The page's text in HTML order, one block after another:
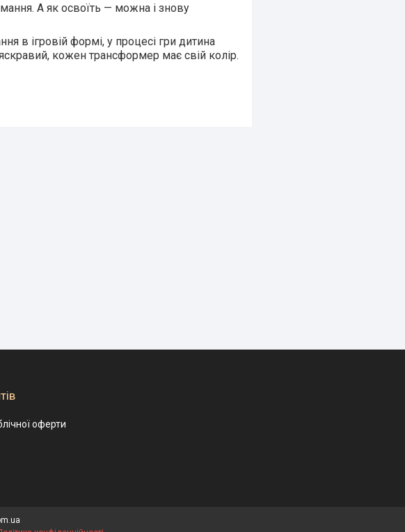
А як освоїть — можна і знову
в ігровій формі, у процесі гри дитина
кожен трансформер має свій колір.
оферти